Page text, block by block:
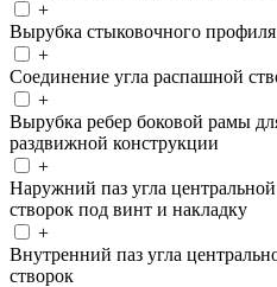
+
Вырубка стыковочного
+
Соединение угла распашной
+
Вырубка ребер боковой рамы
раздвижной конструкции
+
Наружний паз угла
створок под винт и накладку
+
Внутренний паз угла
створок